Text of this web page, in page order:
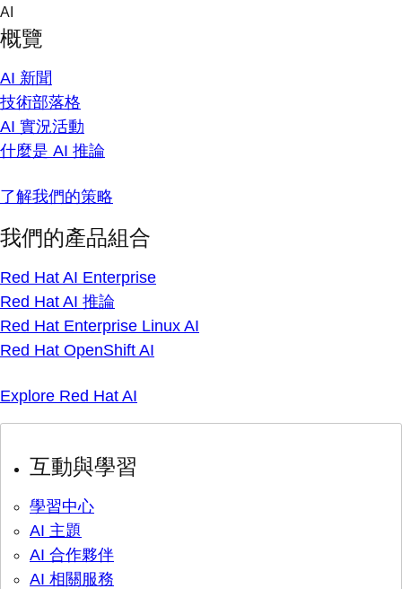
Skip
content
AI
概覽
AI 新聞
技術部落格
AI 實況活動
什麼是 AI 推論
了解我們的策略
我們的產品組合
Red Hat AI Enterprise
Red Hat AI 推論
Red Hat Enterprise Linux AI
Red Hat OpenShift AI
Explore Red Hat AI
互動與學習
學習中心
AI 主題
AI 合作夥伴
AI 相關服務